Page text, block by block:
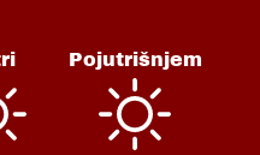
Pojutrišnjem